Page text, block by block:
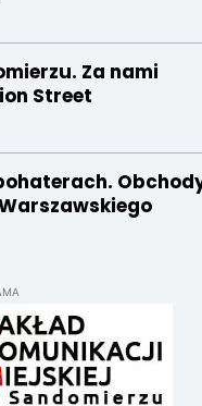
Za nami
Street